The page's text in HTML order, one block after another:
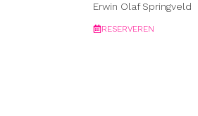
Erwin Olaf Springveld
RESERVEREN